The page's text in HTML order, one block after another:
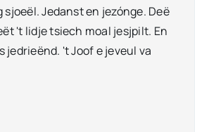
sjoeël. Jedanst en jezónge. Deë
't lidje tsiech moal jesjpilt. En
jedrieënd. 't Joof e jeveul va